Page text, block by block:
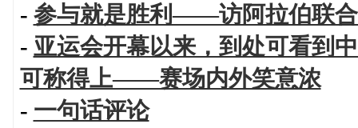
- 参与就是胜利——访阿拉伯联
- 亚运会开幕以来，到处可看到
可称得上——赛场内外笑意浓
- 一句话评论